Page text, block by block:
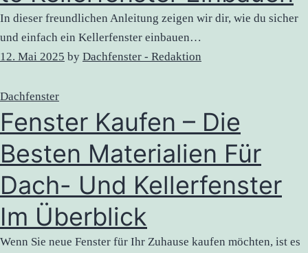
In dieser freundlichen Anleitung zeigen wir dir, wie du sicher
und einfach ein Kellerfenster einbauen…
12. Mai 2025 by Dachfenster - Redaktion
Dachfenster
Fenster Kaufen – Die
Besten Materialien Für
Dach- Und Kellerfenster
Im Überblick
Wenn Sie neue Fenster für Ihr Zuhause kaufen möchten, ist es